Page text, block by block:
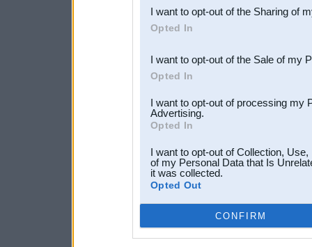
Downstream Participants
third parties.
I want to opt-out of the Sharing of
Opted In
I want to opt-out of the Sale of my
Opted In
I want to opt-out of processing my
Advertising.
Opted In
I want to opt-out of Collection,
of my Personal Data that Is
it was collected.
Opted Out
CONFIRM